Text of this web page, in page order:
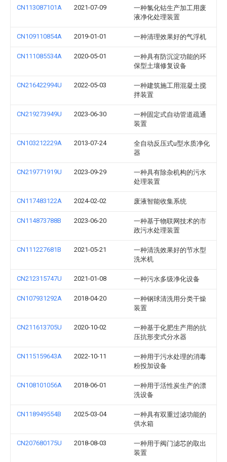
CN113087101A 2021-07-09
一种氯化钴生产加工用废
液净化处理装置
CN109110854A 2019-01-01 一种清理效果好的气浮机
CN111085534A 2020-05-01
一种具有防沉淀功能的环
保型土壤修复设备
CN216422994U 2022-05-03
一种建筑施工用混凝土搅
拌装置
CN219273949U 2023-06-30
一种固定式自动管道疏通
装置
CN103212229A 2013-07-24
全自动反压式u型水质净化
器
CN219771919U 2023-09-29
一种具有除杂机构的污水
处理装置
CN117483122A 2024-02-02 废液智能收集系统
CN114873788B 2023-06-20
一种基于物联网技术的市
政污水处理装置
CN111227681B 2021-05-21
一种清洗效果好的节水型
洗米机
CN212315747U 2021-01-08 一种污水多级净化设备
CN107931292A 2018-04-20
一种钢球清洗用分类干燥
装置
CN211613705U 2020-10-02
一种基于化肥生产用的抗
压抗形变式分水器
CN115159643A 2022-10-11
一种用于污水处理的消毒
粉投加设备
CN108101056A 2018-06-01
一种用于活性炭生产的漂
洗设备
CN118949554B 2025-03-04
一种具有双重过滤功能的
供水箱
CN207680175U 2018-08-03
一种用于阀门滤芯的取出
装置